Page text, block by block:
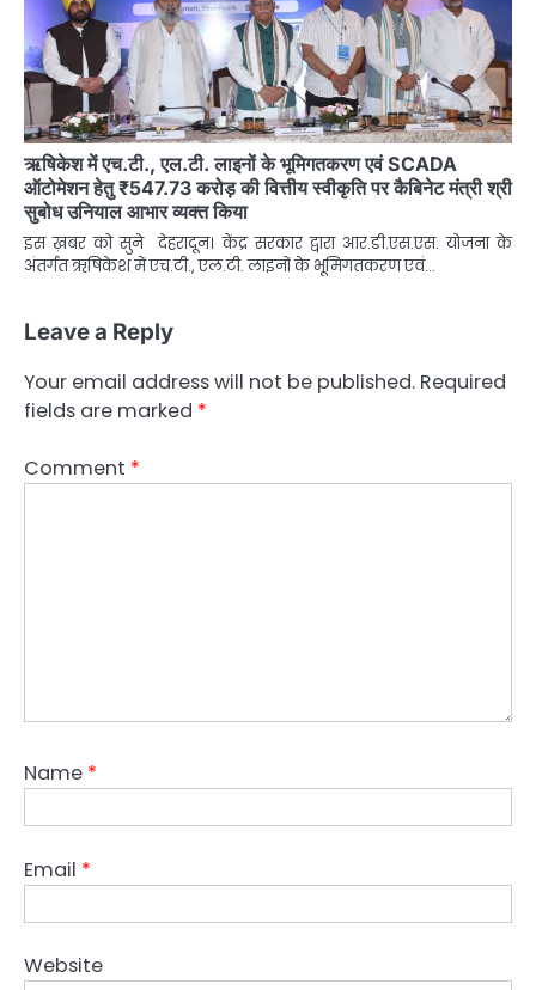
ऋषिकेश में एच.टी., एल.टी. लाइनों के भूमिगतकरण एवं SCADA
ऑटोमेशन हेतु ₹547.73 करोड़ की वित्तीय स्वीकृति पर कैबिनेट मंत्री श्री
सुबोध उनियाल आभार व्यक्त किया
इस ख़बर को सुने देहरादून। केंद्र सरकार द्वारा आर.डी.एस.एस. योजना के
अंतर्गत ऋषिकेश में एच.टी., एल.टी. लाइनों के भूमिगतकरण एवं…
Leave a Reply
Your email address will not be published. Required
fields are marked *
Comment *
Name *
Email *
Website